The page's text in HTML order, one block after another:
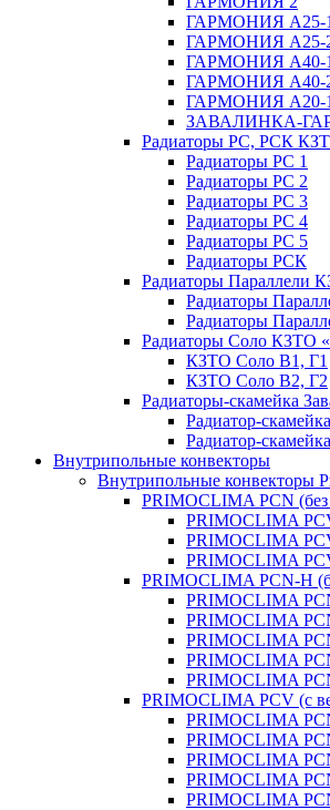
ГАРМОНИЯ А25-
ГАРМОНИЯ А25-
ГАРМОНИЯ А40-
ГАРМОНИЯ А40-
ГАРМОНИЯ А20-
ЗАВАЛИНКА-
Радиаторы РС, РСК
Радиаторы РС 1
Радиаторы РС 2
Радиаторы РС 3
Радиаторы РС 4
Радиаторы РС 5
Радиаторы РСК
Радиаторы
Радиаторы
Радиаторы
Радиаторы Соло КЗТО
КЗТО Соло В1, Г1
КЗТО Соло В2, Г2
Радиаторы-скамейка
Радиатор-
Радиатор-
Внутрипольные конвекторы
Внутрипольные конвекторы
PRIMOCLIMA PCN (без
PRIMOCLIMA
PRIMOCLIMA
PRIMOCLIMA
PRIMOCLIMA PCN-H
PRIMOCLIMA
PRIMOCLIMA
PRIMOCLIMA
PRIMOCLIMA
PRIMOCLIMA
PRIMOCLIMA PCV (c
PRIMOCLIMA
PRIMOCLIMA
PRIMOCLIMA
PRIMOCLIMA
PRIMOCLIMA